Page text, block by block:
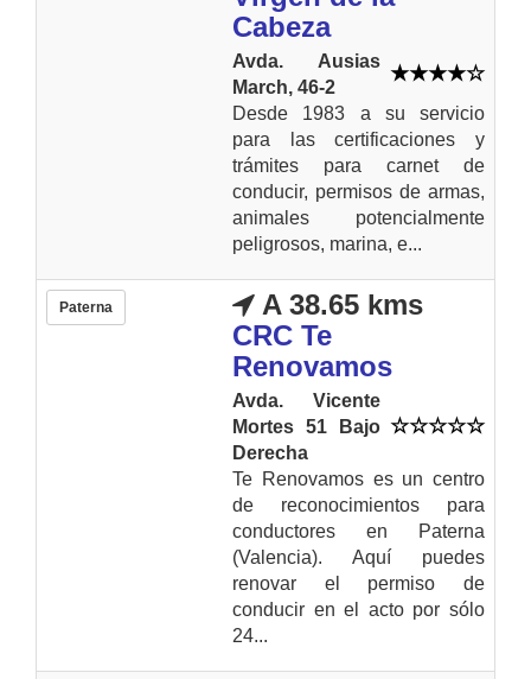
Cabeza
Avda. Ausias
March, 46-2
Desde 1983 a su servicio
para las certificaciones y
trámites para carnet de
conducir, permisos de armas,
animales potencialmente
peligrosos, marina, e...
Paterna
A 38.65 kms
CRC Te
Renovamos
Avda. Vicente
Mortes 51 Bajo
Derecha
Te Renovamos es un centro
de reconocimientos para
conductores en Paterna
(Valencia). Aquí puedes
renovar el permiso de
conducir en el acto por sólo
24...